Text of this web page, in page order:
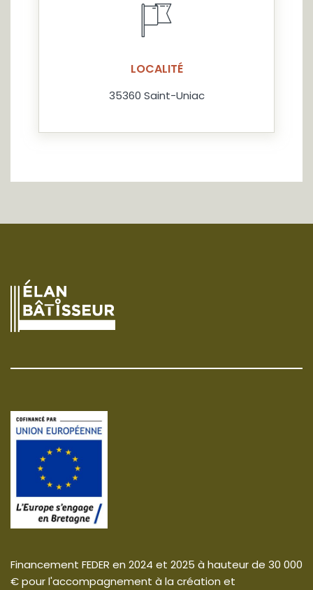
LOCALITÉ
35360 Saint-Uniac
Financement FEDER en 2024 et 2025 à hauteur de 30 000
€ pour l'accompagnement à la création et